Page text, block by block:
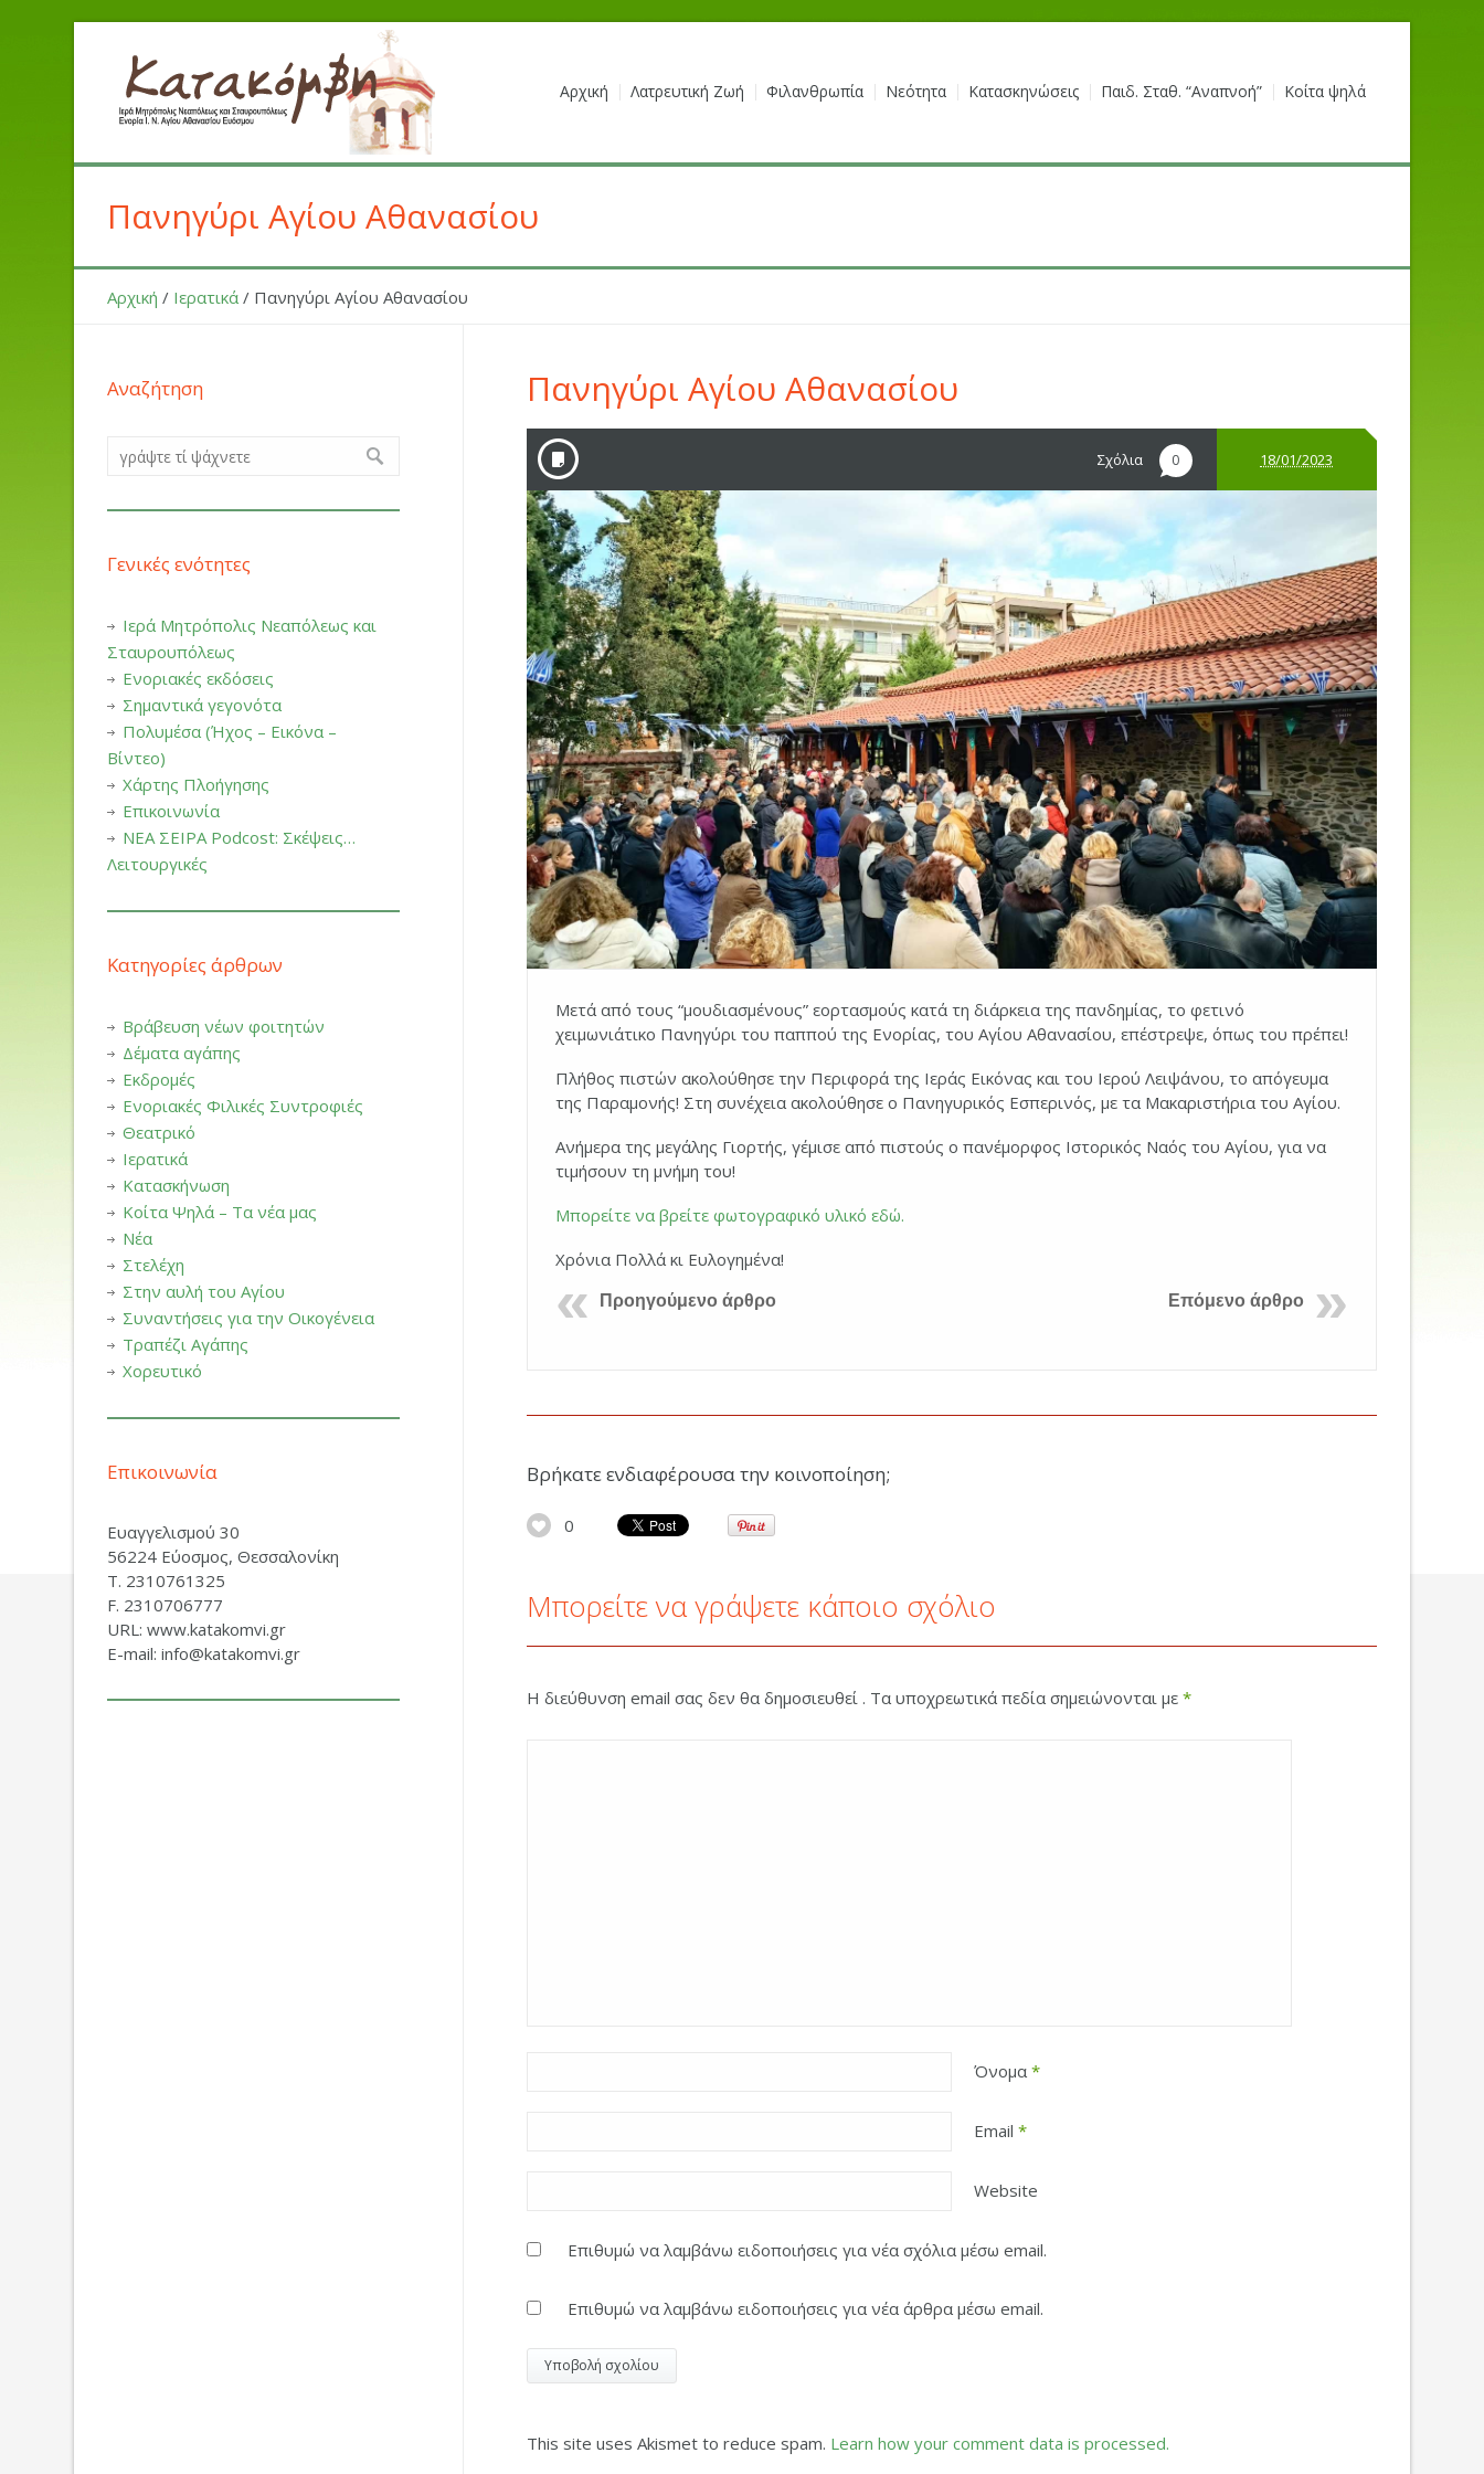
Αρχική Λατρευτική Ζωή Φιλανθρωπία Νεότητα Κατασκηνώσεις Παιδ. Σταθ. “Αναπνοή” Κοίτα ψηλά
Πανηγύρι Αγίου Αθανασίου
Αρχική / Ιερατικά / Πανηγύρι Αγίου Αθανασίου
Πανηγύρι Αγίου Αθανασίου
Σχόλια 0 18/01/2023
Μετά από τους “μουδιασμένους” εορτασμούς κατά τη διάρκεια της πανδημίας, το φετινό
χειμωνιάτικο Πανηγύρι του παππού της Ενορίας, του Αγίου Αθανασίου, επέστρεψε, όπως του πρέπει!
Πλήθος πιστών ακολούθησε την Περιφορά της Ιεράς Εικόνας και του Ιερού Λειψάνου, το απόγευμα
της Παραμονής! Στη συνέχεια ακολούθησε ο Πανηγυρικός Εσπερινός, με τα Μακαριστήρια του Αγίου.
Ανήμερα της μεγάλης Γιορτής, γέμισε από πιστούς ο πανέμορφος Ιστορικός Ναός του Αγίου, για να
τιμήσουν τη μνήμη του!
Μπορείτε να βρείτε φωτογραφικό υλικό εδώ.
Χρόνια Πολλά κι Ευλογημένα!
Προηγούμενο άρθρο Επόμενο άρθρο
Βρήκατε ενδιαφέρουσα την κοινοποίηση;
0
Μπορείτε να γράψετε κάποιο σχόλιο
Η διεύθυνση email σας δεν θα δημοσιευθεί . Τα υποχρεωτικά πεδία σημειώνονται με *
Όνομα *
Email *
Website
Επιθυμώ να λαμβάνω ειδοποιήσεις για νέα σχόλια μέσω email.
Επιθυμώ να λαμβάνω ειδοποιήσεις για νέα άρθρα μέσω email.
This site uses Akismet to reduce spam. Learn how your comment data is processed.
Αναζήτηση
Γενικές ενότητες
Ιερά Μητρόπολις Νεαπόλεως και
Σταυρουπόλεως
Ενοριακές εκδόσεις
Σημαντικά γεγονότα
Πολυμέσα (Ήχος – Εικόνα –
Βίντεο)
Χάρτης Πλοήγησης
Επικοινωνία
ΝΕΑ ΣΕΙΡΑ Podcost: Σκέψεις…
Λειτουργικές
Κατηγορίες άρθρων
Βράβευση νέων φοιτητών
Δέματα αγάπης
Εκδρομές
Ενοριακές Φιλικές Συντροφιές
Θεατρικό
Ιερατικά
Κατασκήνωση
Κοίτα Ψηλά – Τα νέα μας
Νέα
Στελέχη
Στην αυλή του Αγίου
Συναντήσεις για την Οικογένεια
Τραπέζι Αγάπης
Χορευτικό
Επικοινωνία
Ευαγγελισμού 30
56224 Εύοσμος, Θεσσαλονίκη
Τ. 2310761325
F. 2310706777
URL: www.katakomvi.gr
E-mail: info@katakomvi.gr